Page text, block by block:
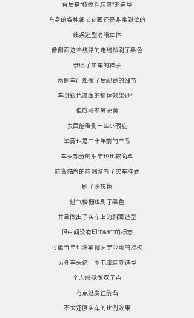
背后是“核燃料装置”的造型
车身的各种细节刻画还是非常到位的
线条造型清晰立体
像侧面这些线路的走线都刷了黑色
参照了实车的样子
两侧车门处做了后视镜的细节
车身银色漆面的整体效果还行
但质感不算完美
表面能看到一些小瑕疵
毕竟也是二十年前的产品
车头部分的细节也比较简单
前备箱盖的前端参考了实车样式
刷了深灰色
进气格栅也刷了黑色
并且做出了实车上的斜面造型
但中间没有印“DMC”的标志
可能当年也没拿德罗宁公司的授权
另外车头这一圈电流装置造型
个人感觉做宽了点
有点过度往前凸
不太还原实车的比例效果